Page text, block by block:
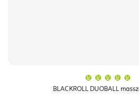
BLACKROLL DUOBALL